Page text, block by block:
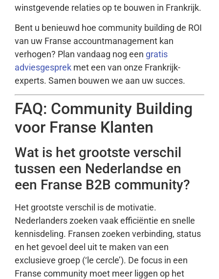
winstgevende relaties op te bouwen in Frankrijk.
Bent u benieuwd hoe community building de ROI
van uw Franse accountmanagement kan
verhogen? Plan vandaag nog een gratis
adviesgesprek met een van onze Frankrijk-
experts. Samen bouwen we aan uw succes.
FAQ: Community Building
voor Franse Klanten
Wat is het grootste verschil
tussen een Nederlandse en
een Franse B2B community?
Het grootste verschil is de motivatie.
Nederlanders zoeken vaak efficiëntie en snelle
kennisdeling. Fransen zoeken verbinding, status
en het gevoel deel uit te maken van een
exclusieve groep (‘le cercle’). De focus in een
Franse community moet meer liggen op het